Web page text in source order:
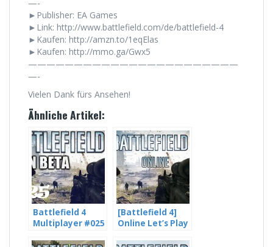
—-
►Publisher: EA Games
►Link: http://www.battlefield.com/de/battlefield-4
►Kaufen: http://amzn.to/1eqElas
►Kaufen: http://mmo.ga/Gwx5
———————————————————————
—-
Vielen Dank fürs Ansehen!
Ähnliche Artikel:
Battlefield 4
Multiplayer #025
[Battlefield 4]
Online Let’s Play